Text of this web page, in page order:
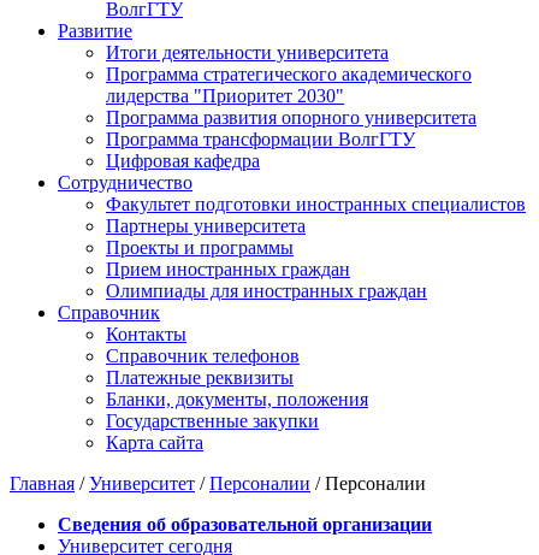
ВолгГТУ
Развитие
Итоги деятельности университета
Программа стратегического академического
лидерства "Приоритет 2030"
Программа развития опорного университета
Программа трансформации ВолгГТУ
Цифровая кафедра
Сотрудничество
Факультет подготовки иностранных специалистов
Партнеры университета
Проекты и программы
Прием иностранных граждан
Олимпиады для иностранных граждан
Справочник
Контакты
Справочник телефонов
Платежные реквизиты
Бланки, документы, положения
Государственные закупки
Карта сайта
Главная /Университет /Персоналии / Персоналии
Сведения об образовательной организации
Университет сегодня